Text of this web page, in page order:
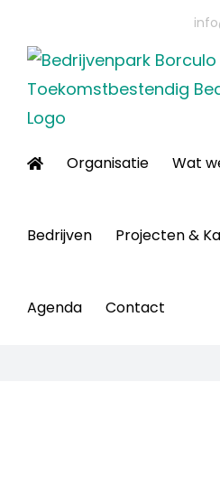
naar
inhoud
Organisatie Wat
Bedrijven Projecten &
Agenda Contact